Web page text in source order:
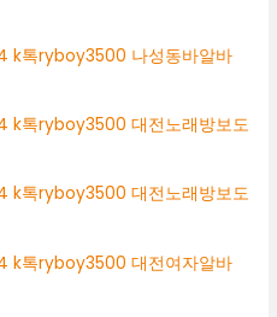
k톡ryboy3500 나성동바알바
k톡ryboy3500 대전노래방보도
k톡ryboy3500 대전노래방보도
k톡ryboy3500 대전여자알바